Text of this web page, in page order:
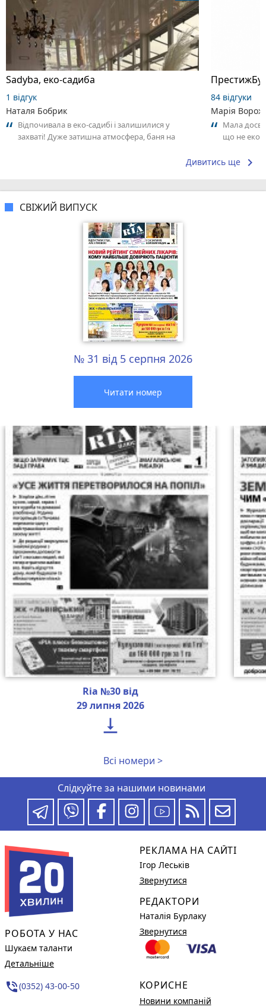
Sadyba, еко-садиба
1 відгук
Наталя Бобрик
Відпочивала в еко-садибі і залишилися у
захваті! Дуже затишна атмосфера, баня на
84 відгуки
Марія
Мала
що не
Дивитись ще keyboard_arrow_right
СВІЖИЙ ВИПУСК
№ 31 від 5 серпня 2026
Читати номер
Ria №30 від
29 липня 2026

Всі номери >
Слідкуйте за нашими новинами
РОБОТА У НАС
Шукаєм таланти
Детальніше
phone_in_talk(0352) 43-00-50
РЕКЛАМА НА САЙТІ
Ігор Леськів
Звернутися
РЕДАКТОРИ
Наталія Бурлаку
Звернутися
КОРИСНЕ
Новини компаній